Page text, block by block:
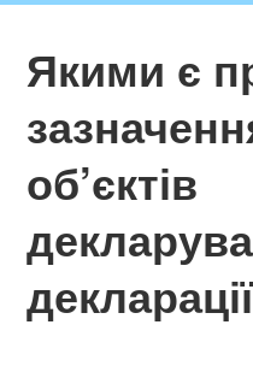
Якими є
об’єктів